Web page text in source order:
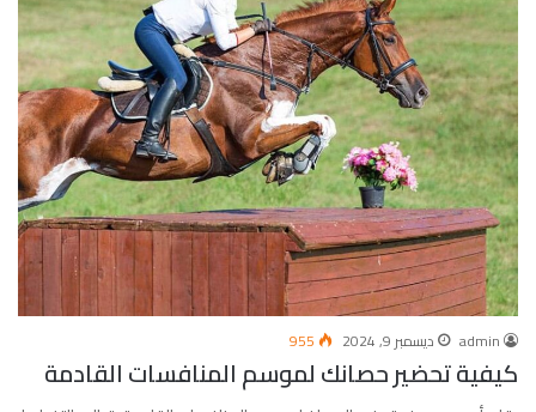
admin ديسمبر 9, 2024 955
كيفية تحضير حصانك لموسم المنافسات القادمة